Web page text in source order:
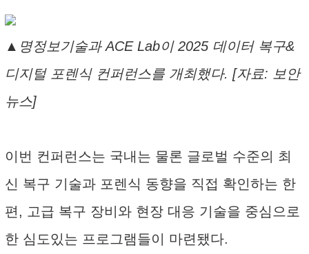
▲명정보기술과 ACE Lab이 2025 데이터 복구&
디지털 포렌식 컨퍼런스를 개최했다. [자료: 보안
뉴스]
이번 컨퍼런스는 국내는 물론 글로벌 수준의 최
신 복구 기술과 포렌식 동향을 직접 확인하는 한
편, 고급 복구 장비와 현장 대응 기술을 중심으로
한 심도있는 프로그램들이 마련됐다.